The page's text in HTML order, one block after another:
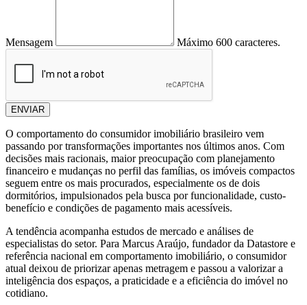
Mensagem Máximo 600 caracteres.
ENVIAR
O comportamento do consumidor imobiliário brasileiro vem
passando por transformações importantes nos últimos anos. Com
decisões mais racionais, maior preocupação com planejamento
financeiro e mudanças no perfil das famílias, os imóveis compactos
seguem entre os mais procurados, especialmente os de dois
dormitórios, impulsionados pela busca por funcionalidade, custo-
benefício e condições de pagamento mais acessíveis.
A tendência acompanha estudos de mercado e análises de
especialistas do setor. Para Marcus Araújo, fundador da Datastore e
referência nacional em comportamento imobiliário, o consumidor
atual deixou de priorizar apenas metragem e passou a valorizar a
inteligência dos espaços, a praticidade e a eficiência do imóvel no
cotidiano.